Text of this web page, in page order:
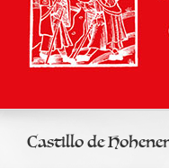
Castillo de